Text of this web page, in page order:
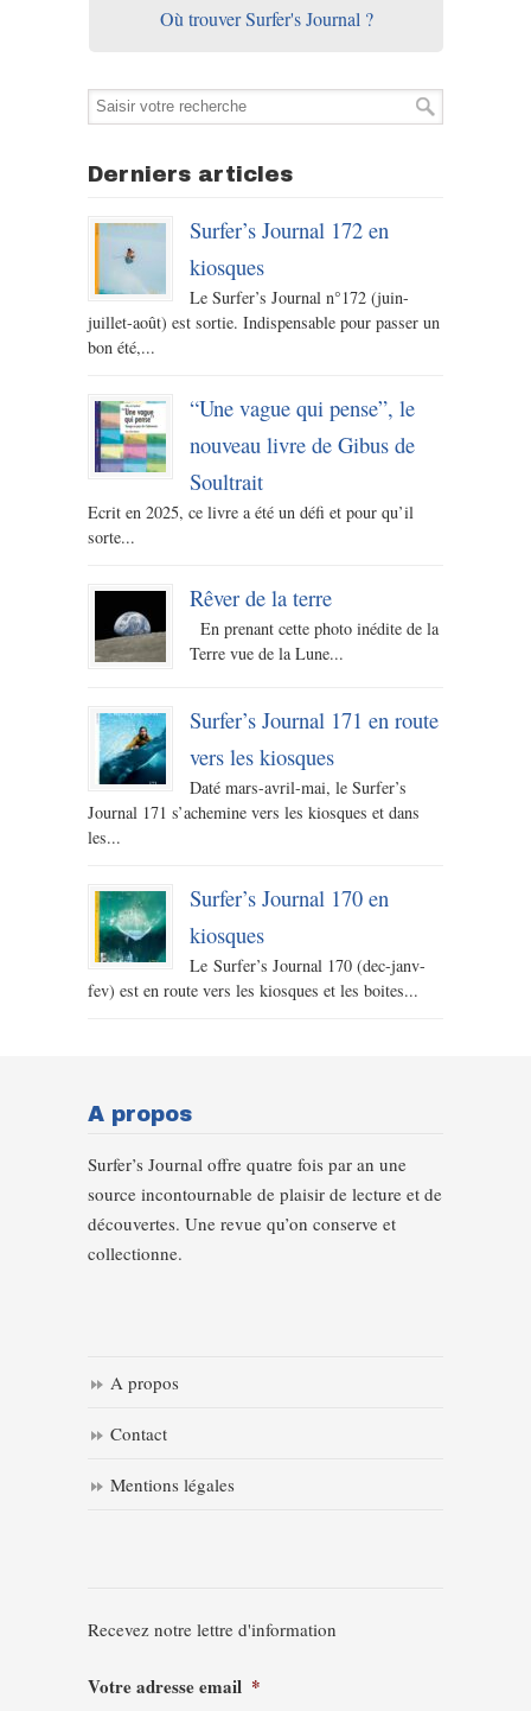
Où trouver Surfer's Journal ?
Derniers articles
Surfer’s Journal 172 en
kiosques
Le Surfer’s Journal n°172 (juin-
juillet-août) est sortie. Indispensable pour passer un
bon été,...
“Une vague qui pense”, le
nouveau livre de Gibus de
Soultrait
Ecrit en 2025, ce livre a été un défi et pour qu’il
sorte...
Rêver de la terre
En prenant cette photo inédite de la
Terre vue de la Lune...
Surfer’s Journal 171 en route
vers les kiosques
Daté mars-avril-mai, le Surfer’s
Journal 171 s’achemine vers les kiosques et dans
les...
Surfer’s Journal 170 en
kiosques
Le Surfer’s Journal 170 (dec-janv-
fev) est en route vers les kiosques et les boites...
A propos
Surfer’s Journal offre quatre fois par an une
source incontournable de plaisir de lecture et de
découvertes. Une revue qu’on conserve et
collectionne.
A propos
Contact
Mentions légales
Recevez notre lettre d'information
Votre adresse email *